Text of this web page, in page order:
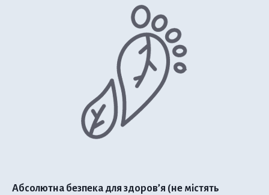
Абсолютна безпека для здоров’я (не містять